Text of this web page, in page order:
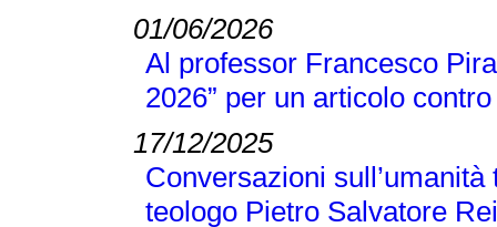
01/06/2026
Al professor Francesco
2026” per un articolo
17/12/2025
Conversazioni
teologo Pietro Salvatore